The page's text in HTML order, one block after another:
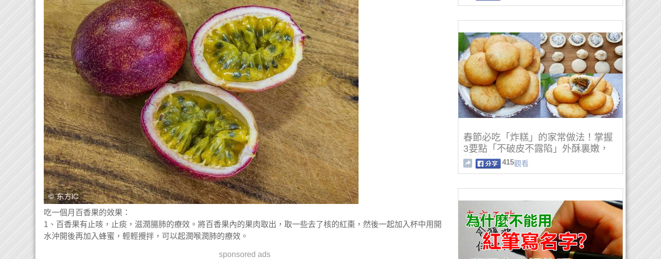
吃一個月百香果的效果：
1、百香果有止咳，止痰，滋潤腸肺的療效。將百香果內的果肉取出，取一些去了核的紅棗，然後一起加入杯中用開
水沖開後再加入蜂蜜，輕輕攪拌，可以起潤喉潤肺的療效。
sponsored ads
春節必吃「炸糕」的家常做法！掌握
3要點「不破皮不露陷」外酥裏嫩，
越吃越想吃415觀看